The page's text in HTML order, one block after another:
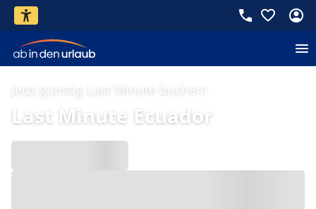
Jetzt günstig Last Minute buchen!
Last Minute Ecuador